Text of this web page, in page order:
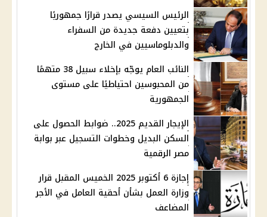
الرئيس السيسي يصدر قرارًا جمهوريًا
بتعيين دفعة جديدة من السفراء
والدبلوماسيين في الخارج
النائب العام يوجّه بإخلاء سبيل 38 متهمًا
من المحبوسين احتياطيًا على مستوى
الجمهورية
الإيجار القديم 2025.. ضوابط الحصول على
السكن البديل وخطوات التسجيل عبر بوابة
مصر الرقمية
إجازة 6 أكتوبر 2025 الخميس المقبل قرار
وزارة العمل بشأن أحقية العامل في الأجر
المضاعف